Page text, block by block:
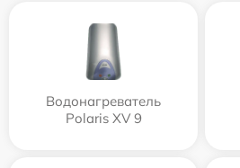
Водонагреватель
Polaris XV 9